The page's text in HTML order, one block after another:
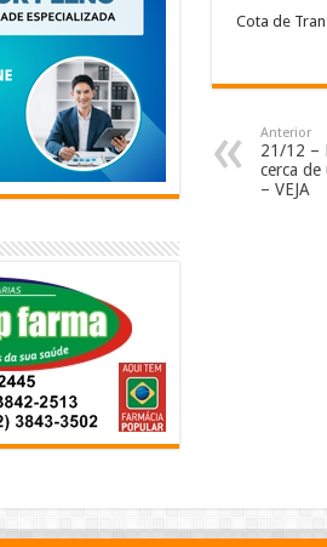
Cota de
Anterior
21/12 –
cerca
– VEJA